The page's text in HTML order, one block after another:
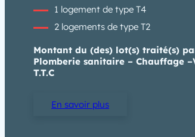
1 logement de type T4
2 logements de type T2
Montant du (des) lot(s) traité(s)
Plomberie sanitaire – Chauffage
T.T.C
En savoir plus